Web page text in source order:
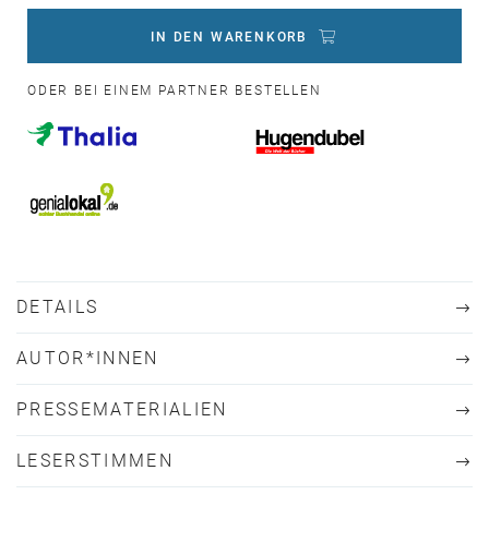
IN DEN WARENKORB
ODER BEI EINEM PARTNER BESTELLEN
DETAILS
AUTOR*INNEN
PRESSEMATERIALIEN
LESERSTIMMEN